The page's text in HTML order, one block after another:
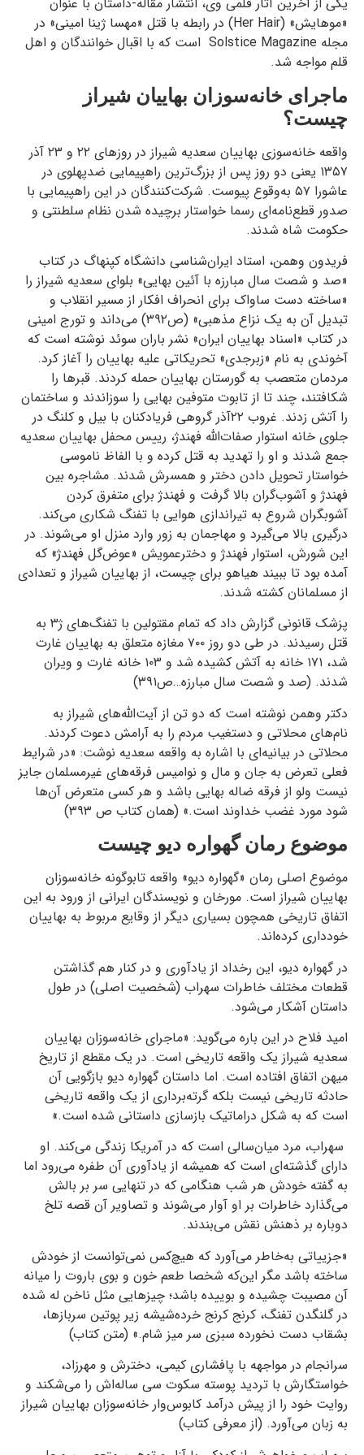
«موهایش» (Her Hair) در رابطه با قتل «مهسا ژینا امینی» در
مجله Solstice Magazine است که با اقبال خوانندگان و اهل
قلم مواجه شد.
ماجرای خانه‌سوزان بهاییان شیراز
چیست؟
واقعه خانه‌سوزی بهاییان سعدیه شیراز در روزهای ۲۲ و ۲۳ آذر
۱۳۵۷ یعنی دو روز پس از بزرگ‌ترین راهپیمایی ضدپهلوی در
عاشورا ۵۷ به‌وقوع پیوست. شرکت‌کنندگان در این راهپیمایی با
صدور قطع‌نامه‌ای رسما خواستار برچیده شدن نظام سلطنتی و
حکومت شاه شدند.
فریدون وهمن، استاد ایران‌شناسی دانشگاه کپنهاگ در کتاب
«صد و شصت سال مبارزه با آئین بهایی» بلوای سعدیه شیراز را
«ساخته دست ساواک برای انحراف افکار از مسیر انقلاب و
تبدیل آن به یک نزاع مذهبی» (ص۳۹۲) می‌داند و تورج امینی
در کتاب «اسناد بهاییان ایران» نشر باران سوئد نوشته است که
آخوندی به نام «زبرجدی» تحریکاتی علیه بهاییان را آغاز کرد.
مردمان متعصب به گورستان بهاییان حمله کردند. قبرها را
شکافتند، چند تا از تابوت متوفین بهایی را سوزاندند و ساختمان
را آتش زدند. غروب ۲۲آذر گروهی فریادکنان با بیل و کلنگ در
جلوی خانه استوار صفات‌الله فهندژ، رییس محفل بهاییان سعدیه
جمع شدند و او را تهدید به قتل کرده و با الفاظ ناموسی
خواستار تحویل دادن دختر و همسرش شدند. مشاجره بین
فهندژ و آشوب‌گران بالا گرفت و فهندژ برای متفرق کردن
آشوبگران شروع به تیراندازی هوایی با تفنگ شکاری می‌کند.
درگیری بالا می‌گیرد و مهاجمان به زور وارد منزل او می‌شوند. در
این شورش، استوار فهندژ و دخترعمویش «عوض‌گل فهندژ» که
آمده بود تا ببیند هیاهو برای چیست، از بهاییان شیراز و تعدادی
از مسلمانان کشته شدند.
پزشک قانونی گزارش داد که تمام مقتولین با تفنگ‌های ژ۳ به
قتل رسیدند. در طی دو روز ۷۰۰ مغازه متعلق به بهاییان غارت
شد، ۱۷۱ خانه به آتش کشیده شد و ۱۰۳ خانه غارت و ویران
شدند. (صد و شصت سال مبارزه…ص۳۹۱)
دکتر وهمن نوشته است که دو تن از آیت‌الله‌های شیراز به
نام‌های محلاتی و دستغیب مردم را به آرامش دعوت کردند.
محلاتی در بیانیه‌ای با اشاره به واقعه سعدیه نوشت: «در شرایط
فعلی تعرض به جان و مال و نوامیس فرقه‌های غیرمسلمان جایز
نیست ولو از فرقه ضاله بهایی باشد و هر کسی متعرض آن‌ها
شود مورد غضب خداوند است.» (همان کتاب ص ۳۹۳)
موضوع رمان گهواره‌ دیو چیست
موضوع اصلی رمان «گهواره‌ دیو» واقعه تابوگونه خانه‌سوزان
بهاییان شیراز است. مورخان و نویسندگان ایرانی از ورود به این
اتفاق تاریخی همچون بسیاری دیگر از وقایع مربوط به بهاییان
خودداری کرده‌اند.
در گهواره‌ دیو، این رخداد از یادآوری و در کنار هم گذاشتن
قطعات مختلف خاطرات سهراب (شخصیت اصلی) در طول
داستان آشکار می‌شود.
امید فلاح در این باره می‌گوید: «ماجرای خانه‌سوزان بهاییان
سعدیه شیراز یک واقعه تاریخی است. در یک مقطع از تاریخ
میهن اتفاق افتاده است. اما داستان گهواره‌ دیو بازگویی آن
حادثه تاریخی نیست بلکه گرته‌برداری از یک واقعه تاریخی
است که به شکل دراماتیک بازسازی داستانی شده است.»
سهراب، مرد میان‌سالی است که در آمریکا زندگی می‌کند. او
دارای گذشته‌ای است که همیشه از یادآوری آن طفره می‌رود اما
به گفته‌ خودش هر شب هنگامی که در تنهایی سر بر بالش
می‌گذارد خاطرات بر او آوار می‌شوند و تصاویر آن قصه تلخ
دوباره بر ذهنش نقش می‌بندند.
«جزییاتی به‌خاطر می‌آورد که هیچ‌کس نمی‌توانست از خودش
ساخته باشد مگر این‌که شخصا طعم خون و بوی باروت را میانه‌
آن مصیبت چشیده و بوییده باشد؛ چیزهایی مثل ناخن له شده
در گلنگدن تفنگ، کرنج کرنج خرده‌شیشه زیر پوتین سربازها،
بشقاب دست نخورده‌ سبزی سر میز شام.» (متن کتاب)
سرانجام در مواجهه با پافشاری کیمی، دخترش و مهرزاد،
خواستگارش با تردید پوسته‌ سکوت سی ساله‌اش را می‌شکند و
روایت خود را از پیش درآمد کابوس‌وار خانه‌سوزان بهاییان شیراز
به زبان می‌آورد. (از معرفی کتاب)